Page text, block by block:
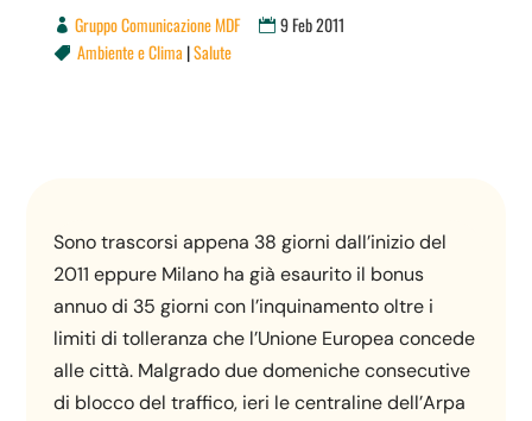
Gruppo Comunicazione MDF 9 Feb 2011
 Ambiente e Clima |Salute
Sono trascorsi appena 38 giorni dall’inizio del
2011 eppure Milano ha già esaurito il bonus
annuo di 35 giorni con l’inquinamento oltre i
limiti di tolleranza che l’Unione Europea concede
alle città. Malgrado due domeniche consecutive
di blocco del traffico, ieri le centraline dell’Arpa